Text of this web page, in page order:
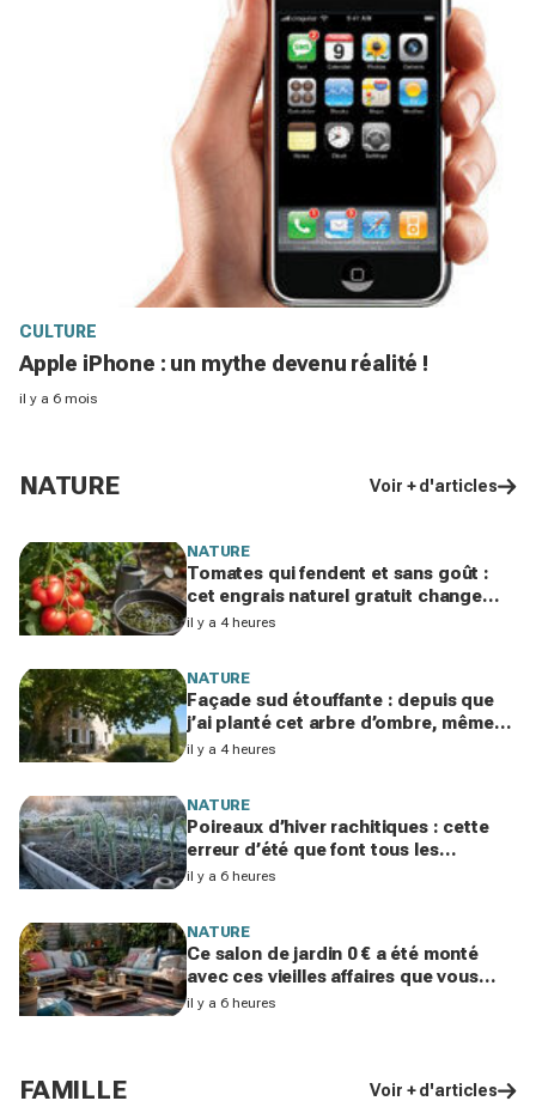
CULTURE
Apple iPhone : un mythe devenu réalité !
il y a 6 mois
NATURE Voir + d'articles
NATURE
Tomates qui fendent et sans goût :
cet engrais naturel gratuit change
tout en été si vous évitez cette erreur
il y a 4 heures
NATURE
Façade sud étouffante : depuis que
j’ai planté cet arbre d’ombre, même
mon voisin climatisé est jaloux
il y a 4 heures
NATURE
Poireaux d’hiver rachitiques : cette
erreur d’été que font tous les
jardiniers à la rentrée ruine la récolte
il y a 6 heures
NATURE
Ce salon de jardin 0 € a été monté
avec ces vieilles affaires que vous
laissez traîner chez vous
il y a 6 heures
FAMILLE Voir + d'articles